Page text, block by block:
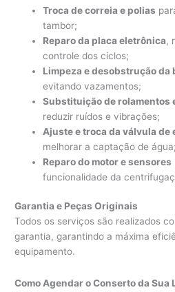
Troca de correia e polias
tambor;
Reparo da placa eletrônica,
controle dos ciclos;
Limpeza e desobstrução da
evitando vazamentos;
Substituição de rolamentos
reduzir ruídos e vibrações;
Ajuste e troca da válvula de
melhorar a captação de água;
Reparo do motor e sensores
funcionalidade da
Garantia e Peças Originais
Todos os serviços são realizados
garantia, garantindo a máxima
equipamento.
Como Agendar o Conserto da Sua